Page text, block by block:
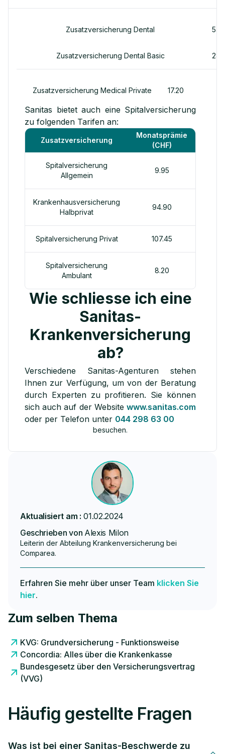
Zusatzversicherung Dental
Zusatzversicherung Dental Basic
Zusatzversicherung Medical Private 17.20
Sanitas bietet auch eine Spitalversicherung
zu folgenden Tarifen an:
Zusatzversicherung
Monatsprämie
(CHF)
Spitalversicherung
Allgemein
9.95
Krankenhausversicherung
Halbprivat
94.90
Spitalversicherung Privat 107.45
Spitalversicherung
Ambulant
8.20
Wie schliesse ich eine
Sanitas-
Krankenversicherung
ab?
Verschiedene Sanitas-Agenturen stehen
Ihnen zur Verfügung, um von der Beratung
durch Experten zu profitieren. Sie können
sich auch auf der Website www.sanitas.com
oder per Telefon unter 044 298 63 00
besuchen.
Aktualisiert am : 01.02.2024
Geschrieben von Alexis Milon
Leiterin der Abteilung Krankenversicherung bei
Comparea.
Erfahren Sie mehr über unser Team klicken Sie
hier.
Zum selben Thema
KVG: Grundversicherung - Funktionsweise
Concordia: Alles über die Krankenkasse
Bundesgesetz über den Versicherungsvertrag
(VVG)
Häufig gestellte Fragen
Was ist bei einer Sanitas-Beschwerde zu